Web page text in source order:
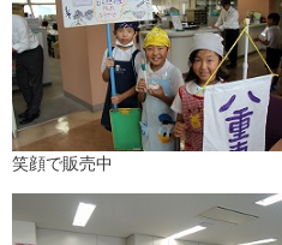
笑顔で販売中